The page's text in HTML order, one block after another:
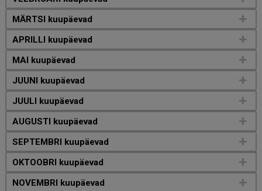
MÄRTSI kuupäevad
APRILLI kuupäevad
MAI kuupäevad
JUUNI kuupäevad
JUULI kuupäevad
AUGUSTI kuupäevad
SEPTEMBRI kuupäevad
OKTOOBRI kuupäevad
NOVEMBRI kuupäevad